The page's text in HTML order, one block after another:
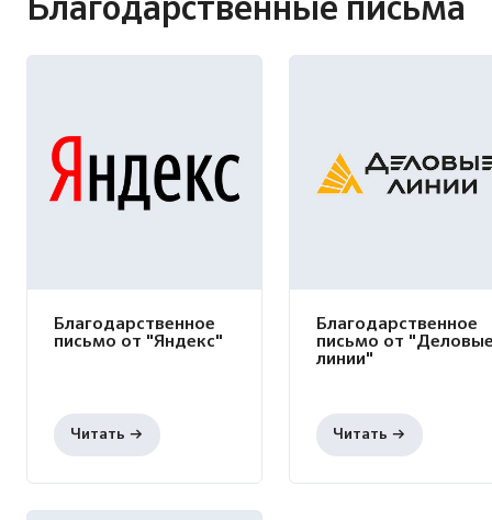
Благодарственные письма
Благодарственное
письмо от "Яндекс"
Благодарственное
письмо от
линии"